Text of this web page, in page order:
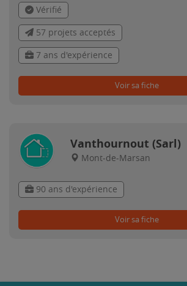
Vérifié
57 projets acceptés
7 ans d'expérience
Voir sa fiche
Vanthournout (Sarl)
Mont-de-Marsan
90 ans d'expérience
Voir sa fiche